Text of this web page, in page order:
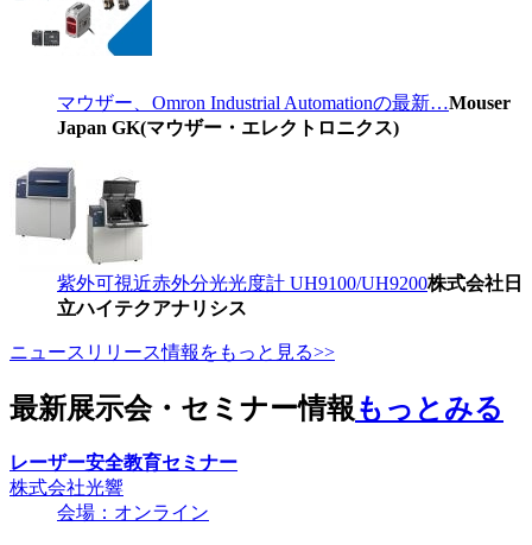
マウザー、Omron Industrial Automationの最新…Mouser
Japan GK(マウザー・エレクトロニクス)
紫外可視近赤外分光光度計 UH9100/UH9200株式会社日
立ハイテクアナリシス
ニュースリリース情報をもっと見る>>
最新展示会・セミナー情報もっとみる
レーザー安全教育セミナー
株式会社光響
会場：オンライン